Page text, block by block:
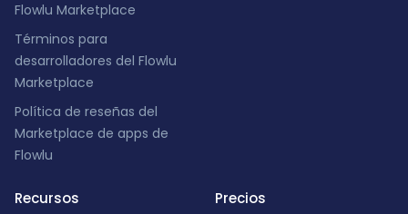
Flowlu Marketplace
Términos para
desarrolladores del Flowlu
Marketplace
Política de reseñas del
Marketplace de apps de
Flowlu
Recursos
Precios